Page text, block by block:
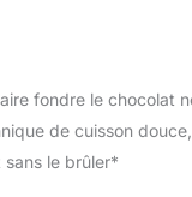
fondre le chocolat
de cuisson
le brûler*